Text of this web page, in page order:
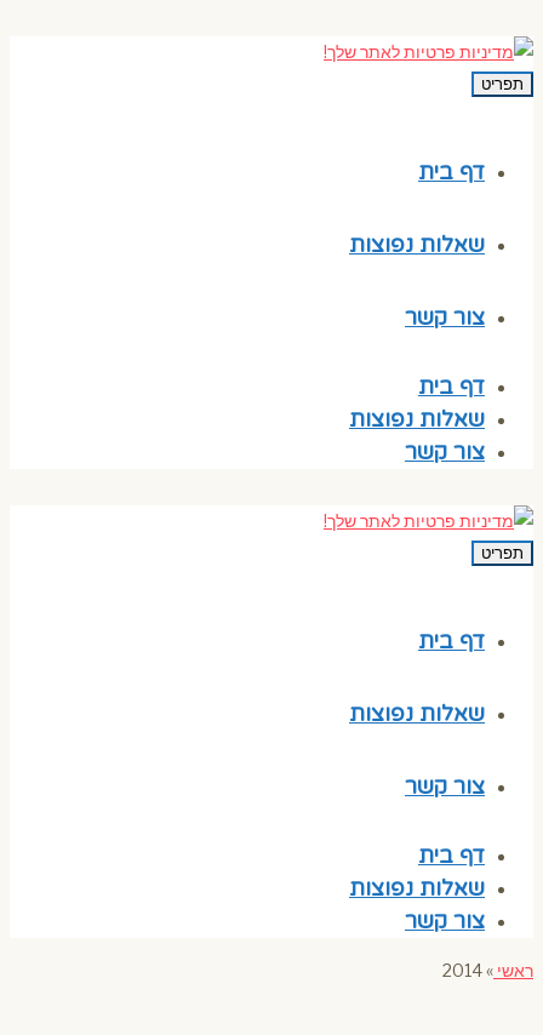
תפריט
דף בית
שאלות נפוצות
צור קשר
דף בית
שאלות נפוצות
צור קשר
תפריט
דף בית
שאלות נפוצות
צור קשר
דף בית
שאלות נפוצות
צור קשר
ראשי »
2014